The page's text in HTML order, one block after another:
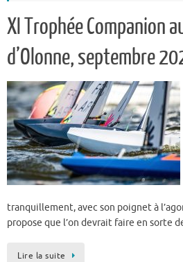
XI Trophée Companion
d’Olonne, septembre
tranquillement, avec son poignet à
propose que l’on devrait faire en sorte
Lire la suite